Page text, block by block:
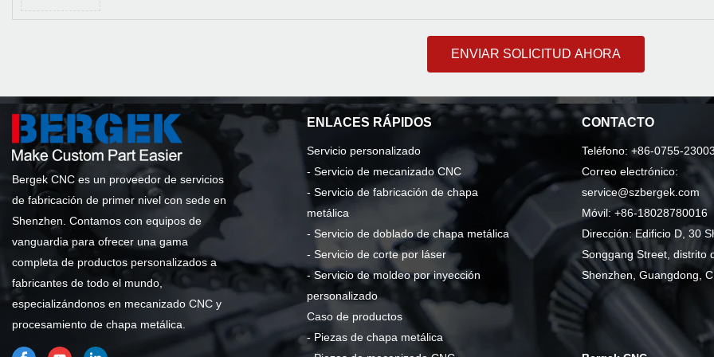
ENVIAR SOLICITUD AHORA
Bergek CNC es un proveedor de servicios
de fabricación de primer nivel con sede en
Shenzhen. Contamos con equipos de
vanguardia para ofrecer una gama
completa de productos personalizados a
fabricantes de todo el mundo,
especializándonos en mecanizado CNC y
procesamiento de chapa metálica.
ENLACES RÁPIDOS
Servicio personalizado
- Servicio de mecanizado CNC
- Servicio de fabricación de chapa
metálica
- Servicio de doblado de chapa metálica
- Servicio de corte por láser
- Servicio de moldeo por inyección
personalizado
Caso de productos
- Piezas de chapa metálica
CONTACTO
Teléfono: +86-0755-
Correo electrónico:
service@szbergek.com
Móvil: +86-18028780016
Dirección: Edificio D, 30
Songgang Street, distrito
Shenzhen, Guangdong,